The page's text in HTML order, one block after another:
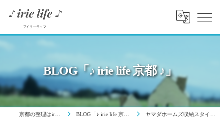
BLOG「♪ irie life 京都 ♪」
京都の整理はirie life BLOG「♪ irie life 京都 ♪」 ヤマダホームズ収納スタイリング